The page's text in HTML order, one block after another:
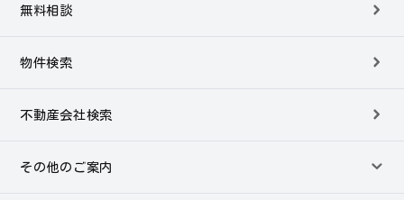
無料相談
物件検索
不動産会社検索
その他のご案内